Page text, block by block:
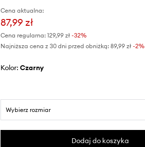
Cena aktualna:
87,99 zł
Cena regularna: 129,99 zł-32%
Najniższa cena z 30 dni przed obniżką: 89,99 zł -2%
Kolor: czarny
Wybierz rozmiar
Dodaj do koszyka